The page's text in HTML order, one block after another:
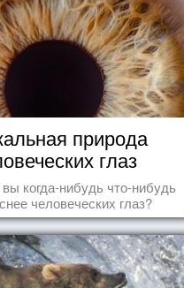
природа
глаз
когда-нибудь что-нибудь
человеческих глаз?